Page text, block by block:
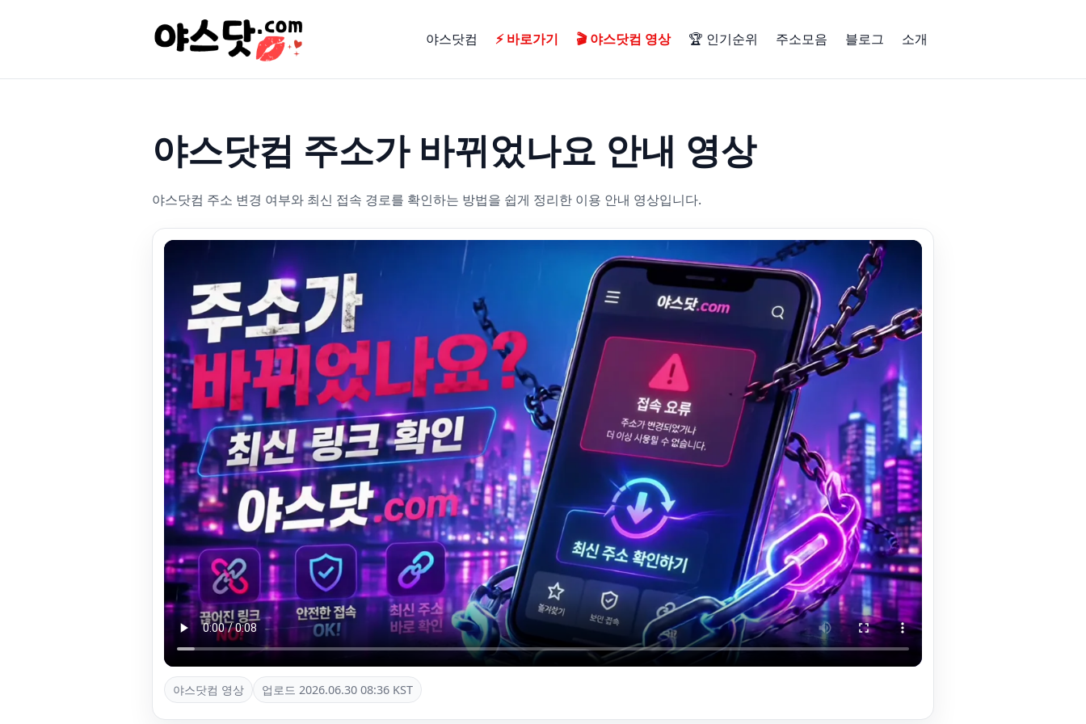
야스닷컴 ⚡ 바로가기 🎬 야스닷컴 영상 🏆 인기순위 주소모음 블로그 소개
야스닷컴 주소가 바뀌었나요 안내 영상
야스닷컴 주소 변경 여부와 최신 접속 경로를 확인하는 방법을 쉽게 정리한 이용 안내 영상입니다.
야스닷컴 영상 업로드 2026.06.30 08:36 KST